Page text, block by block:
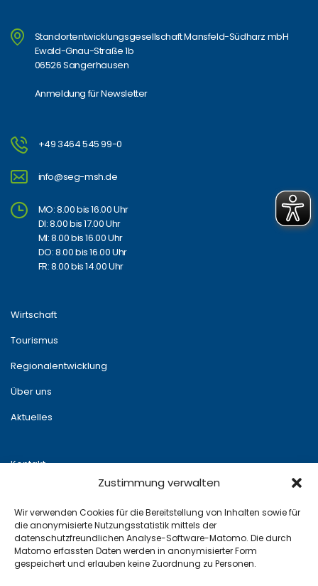
Zustimmung verwalten
Wir verwenden Cookies für die Bereitstellung von Inhalten sowie für
die anonymisierte Nutzungsstatistik mittels der
datenschutzfreundlichen Analyse-Software-Matomo. Die durch
Matomo erfassten Daten werden in anonymisierter Form
gespeichert und erlauben keine Zuordnung zu Personen.
Standortentwicklungsgesellschaft Mansfeld-Südharz mbH
Ewald-Gnau-Straße 1b
06526 Sangerhausen
Anmeldung für Newsletter
+49 3464 545 99-0
info@seg-msh.de
MO: 8.00 bis 16.00 Uhr
DI: 8.00 bis 17.00 Uhr
MI: 8.00 bis 16.00 Uhr
DO: 8.00 bis 16.00 Uhr
FR: 8.00 bis 14.00 Uhr
Wirtschaft
Tourismus
Regionalentwicklung
Über uns
Aktuelles
Kontakt
Impressum
Datenschutz